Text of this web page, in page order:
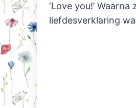
‘Love you!’
liefdesverklaring